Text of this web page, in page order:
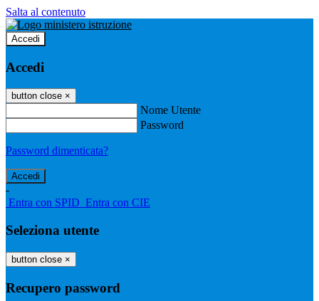
Salta al contenuto
Accedi
Accedi
button close ×
Nome Utente
Password
Password dimenticata?
-
Entra con SPID Entra con CIE
Seleziona utente
button close ×
Recupero password